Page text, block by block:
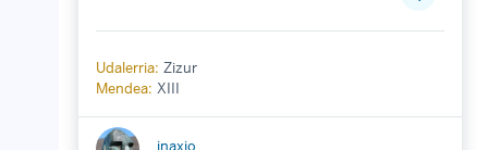
Udalerria: Zizur
Mendea: XIII
inaxio